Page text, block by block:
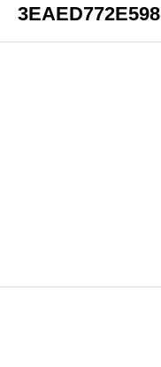
3EAED772E598